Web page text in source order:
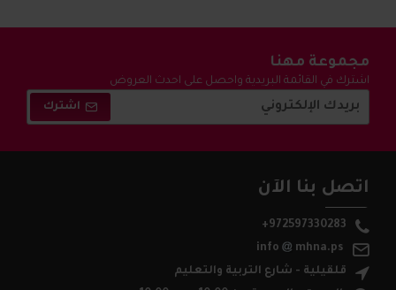
مجموعة مهنا
اشترك في القائمة البريدية واحصل على احدث العروض
والتخفيضات !
اشترك
اتصل بنا الآن
+972597330283
info
mhna.ps
قلقيلية - شارع التربية والتعليم